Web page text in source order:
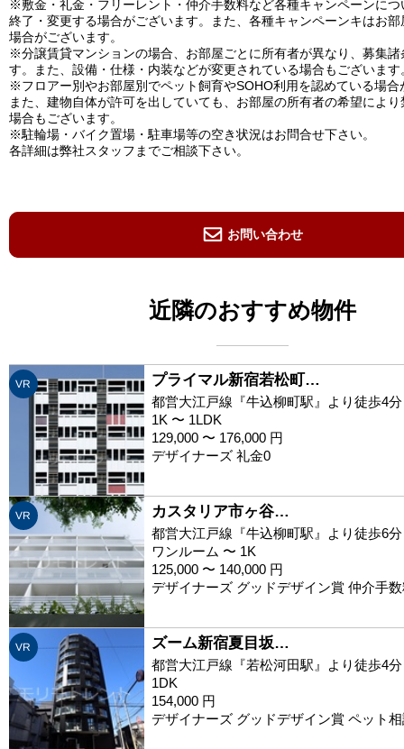
※敷金・礼金・フリーレント・仲介手数料など各種キャンペーンにつ
終了・変更する場合がございます。また、各種キャンペーンキはお
場合がございます。
※分譲賃貸マンションの場合、お部屋ごとに所有者が異なり、募集諸
す。また、設備・仕様・内装などが変更されている場合もございます
※フロアー別やお部屋別でペット飼育やSOHO利用を認めている場合
また、建物自体が許可を出していても、お部屋の所有者の希望によ
場合もございます。
※駐輪場・バイク置場・駐車場等の空き状況はお問合せ下さい。
各詳細は弊社スタッフまでご相談下さい。
お問い合わせ
近隣のおすすめ物件
VR プライマル新宿若松町…
都営大江戸線『牛込柳町駅』より徒歩4分
1K 〜 1LDK
129,000 〜 176,000 円
デザイナーズ 礼金0
VR カスタリア市ヶ谷…
都営大江戸線『牛込柳町駅』より徒歩6分
ワンルーム 〜 1K
125,000 〜 140,000 円
デザイナーズ グッドデザイン賞 仲介手
VR ズーム新宿夏目坂…
都営大江戸線『若松河田駅』より徒歩4分
1DK
154,000 円
デザイナーズ グッドデザイン賞 ペット